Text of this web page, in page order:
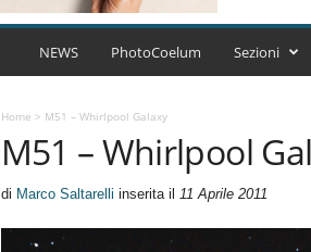
C
A
r
NEWS PhotoCoelum Sezioni
Home > M51 – Whirlpool Galaxy
M51 – Whirlpool
di Marco Saltarelli inserita il 11 Aprile 2011